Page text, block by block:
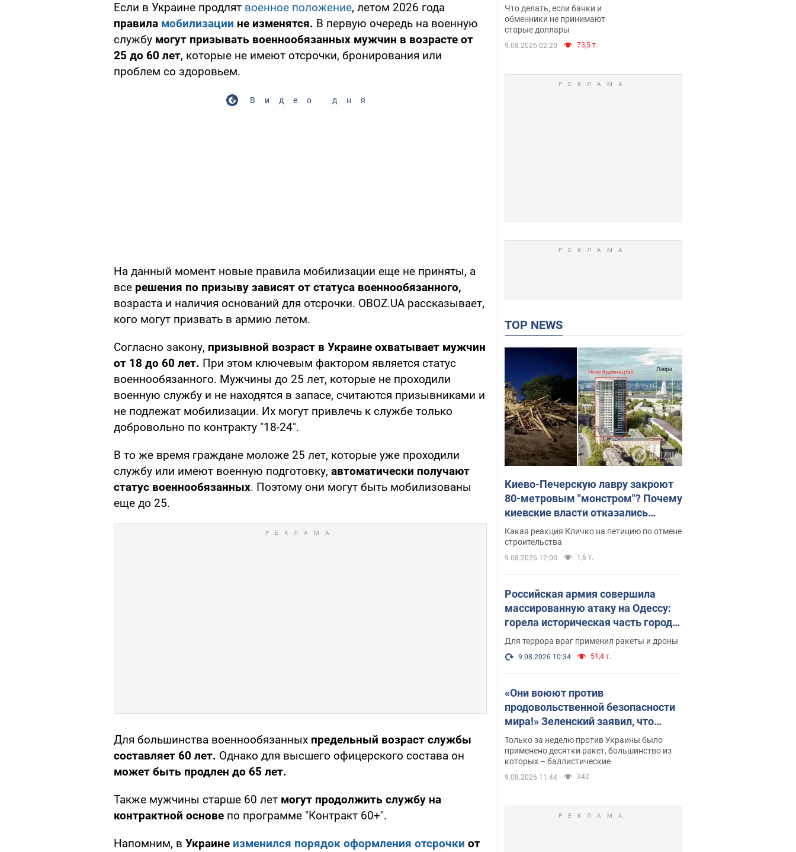
Если в Украине продлят военное положение, летом 2026 года
правила мобилизации не изменятся. В первую очередь на военную
службу могут призывать военнообязанных мужчин в возрасте от
25 до 60 лет, которые не имеют отсрочки, бронирования или
проблем со здоровьем.
Видео дня
На данный момент новые правила мобилизации еще не приняты, а
все решения по призыву зависят от статуса военнообязанного,
возраста и наличия оснований для отсрочки. OBOZ.UA рассказывает,
кого могут призвать в армию летом.
Согласно закону, призывной возраст в Украине охватывает мужчин
от 18 до 60 лет. При этом ключевым фактором является статус
военнообязанного. Мужчины до 25 лет, которые не проходили
военную службу и не находятся в запасе, считаются призывниками и
не подлежат мобилизации. Их могут привлечь к службе только
добровольно по контракту "18-24".
В то же время граждане моложе 25 лет, которые уже проходили
службу или имеют военную подготовку, автоматически получают
статус военнообязанных. Поэтому они могут быть мобилизованы
еще до 25.
Для большинства военнообязанных предельный возраст службы
составляет 60 лет. Однако для высшего офицерского состава он
может быть продлен до 65 лет.
Также мужчины старше 60 лет могут продолжить службу на
контрактной основе по программе "Контракт 60+".
Напомним, в Украине изменился порядок оформления отсрочки от
принимают ли
обменники и банки
такие купюры
Что делать, если банки и
обменники не принимают
старые доллары
9.08.2026 02:20 73,5 т.
TOP NEWS
Киево-Печерскую лавру закроют
80-метровым "монстром"? Почему
киевские власти отказались
остановить строительство
небоскреба "московского
верующего"
Какая реакция Кличко на петицию по отмене
строительства
9.08.2026 12:00 1,6 т.
Российская армия совершила
массированную атаку на Одессу:
горела историческая часть города,
есть пострадавшие. Фото и видео
Для террора враг применил ракеты и дроны
9.08.2026 10:34 51,4 т.
«Они воюют против
продовольственной безопасности
мира!» Зеленский заявил, что
российская армия вновь
обстреляла порт в Одессе
Только за неделю против Украины было
применено десятки ракет, большинство из
которых – баллистические
9.08.2026 11:44 342